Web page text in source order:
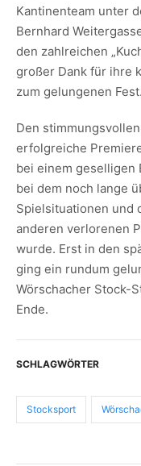
Kantinenteam unter
Bernhard
den zahlreichen
großer Dank für ihre
zum gelungenen Fest.
Den
erfolgreiche
bei einem geselligen
bei dem noch lange
Spielsituationen und
anderen verlorenen
wurde. Erst in den
ging ein rundum
Wörschacher Stock-
Ende.
SCHLAGWÖRTER
Stocksport